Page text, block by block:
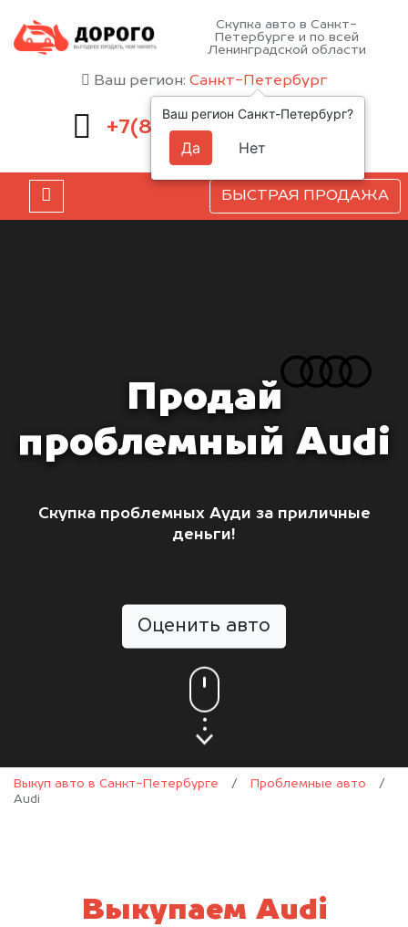
Скупка авто в Санкт-
Петербурге и по всей
Ленинградской области
Ваш регион: Санкт-Петербург
+7(812)660-51-43
БЫСТРАЯ ПРОДАЖА
Продай
проблемный Audi
Скупка проблемных Ауди за приличные
деньги!
Оценить авто
Выкуп авто в Санкт-Петербурге / Проблемные авто
/
Audi
Выкупаем Audi
Ваш регион Санкт-Петербург?
Да Нет